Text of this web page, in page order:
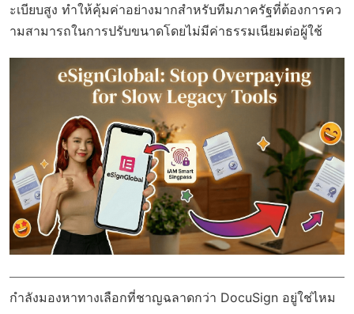
ะเบียบสูง ทำให้คุ้มค่าอย่างมากสำหรับทีมภาครัฐที่ต้องการคว
ามสามารถในการปรับขนาดโดยไม่มีค่าธรรมเนียมต่อผู้ใช้
กำลังมองหาทางเลือกที่ชาญฉลาดกว่า DocuSign อยู่ใช่ไหม